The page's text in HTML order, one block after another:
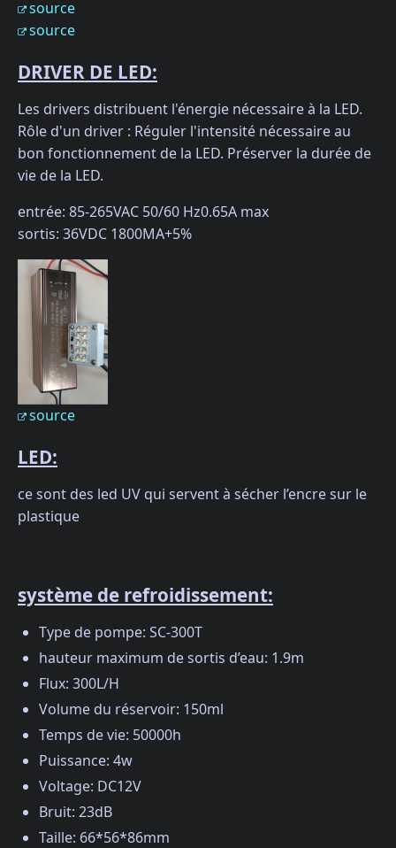
source
source
DRIVER DE LED:
Les drivers distribuent l'énergie nécessaire à la LED.
Rôle d'un driver : Réguler l'intensité nécessaire au
bon fonctionnement de la LED. Préserver la durée de
vie de la LED.
entrée: 85-265VAC 50/60 Hz0.65A max
sortis: 36VDC 1800MA+5%
source
LED:
ce sont des led UV qui servent à sécher l’encre sur le
plastique
système de refroidissement:
Type de pompe: SC-300T
hauteur maximum de sortis d’eau: 1.9m
Flux: 300L/H
Volume du réservoir: 150ml
Temps de vie: 50000h
Puissance: 4w
Voltage: DC12V
Bruit: 23dB
Taille: 66*56*86mm